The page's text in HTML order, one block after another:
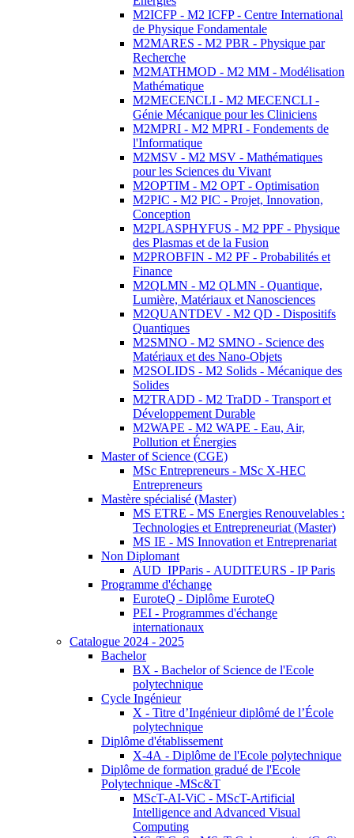
M2ICFP - M2 ICFP - Centre International
de Physique Fondamentale
M2MARES - M2 PBR - Physique par
Recherche
M2MATHMOD - M2 MM - Modélisation
Mathématique
M2MECENCLI - M2 MECENCLI -
Génie Mécanique pour les Cliniciens
M2MPRI - M2 MPRI - Fondements de
l'Informatique
M2MSV - M2 MSV - Mathématiques
pour les Sciences du Vivant
M2OPTIM - M2 OPT - Optimisation
M2PIC - M2 PIC - Projet, Innovation,
Conception
M2PLASPHYFUS - M2 PPF - Physique
des Plasmas et de la Fusion
M2PROBFIN - M2 PF - Probabilités et
Finance
M2QLMN - M2 QLMN - Quantique,
Lumière, Matériaux et Nanosciences
M2QUANTDEV - M2 QD - Dispositifs
Quantiques
M2SMNO - M2 SMNO - Science des
Matériaux et des Nano-Objets
M2SOLIDS - M2 Solids - Mécanique des
Solides
M2TRADD - M2 TraDD - Transport et
Développement Durable
M2WAPE - M2 WAPE - Eau, Air,
Pollution et Énergies
Master of Science (CGE)
MSc Entrepreneurs - MSc X-HEC
Entrepreneurs
Mastère spécialisé (Master)
MS ETRE - MS Energies Renouvelables :
Technologies et Entrepreneuriat (Master)
MS IE - MS Innovation et Entreprenariat
Non Diplomant
AUD_IPParis - AUDITEURS - IP Paris
Programme d'échange
EuroteQ - Diplôme EuroteQ
PEI - Programmes d'échange
internationaux
Catalogue 2024 - 2025
Bachelor
BX - Bachelor of Science de l'Ecole
polytechnique
Cycle Ingénieur
X - Titre d’Ingénieur diplômé de l’École
polytechnique
Diplôme d'établissement
X-4A - Diplôme de l'Ecole polytechnique
Diplôme de formation gradué de l'Ecole
Polytechnique -MSc&T
MScT-AI-ViC - MScT-Artificial
Intelligence and Advanced Visual
Computing